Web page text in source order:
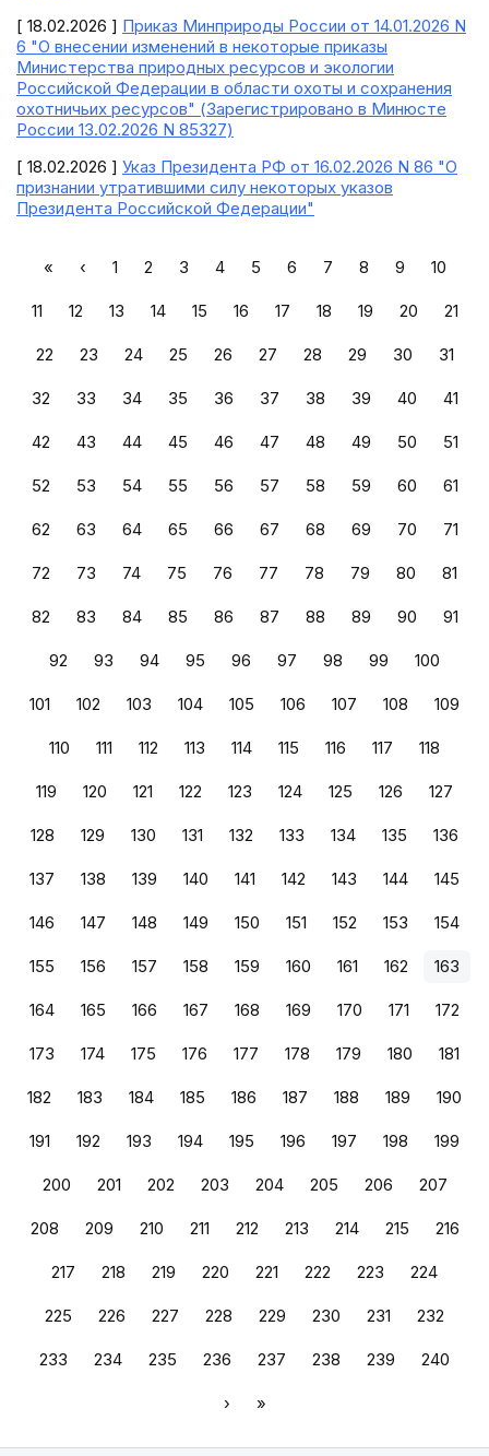
[ 18.02.2026 ] Приказ Минприроды России от 14.01.2026 N
6 "О внесении изменений в некоторые приказы
Министерства природных ресурсов и экологии
Российской Федерации в области охоты и сохранения
охотничьих ресурсов" (Зарегистрировано в Минюсте
России 13.02.2026 N 85327)
[ 18.02.2026 ] Указ Президента РФ от 16.02.2026 N 86 "О
признании утратившими силу некоторых указов
Президента Российской Федерации"
« ‹ 1 2 3 4 5 6 7 8 9 10
11 12 13 14 15 16 17 18 19 20 21
22 23 24 25 26 27 28 29 30 31
32 33 34 35 36 37 38 39 40 41
42 43 44 45 46 47 48 49 50 51
52 53 54 55 56 57 58 59 60 61
62 63 64 65 66 67 68 69 70 71
72 73 74 75 76 77 78 79 80 81
82 83 84 85 86 87 88 89 90 91
92 93 94 95 96 97 98 99 100
101 102 103 104 105 106 107 108 109
110 111 112 113 114 115 116 117 118
119 120 121 122 123 124 125 126 127
128 129 130 131 132 133 134 135 136
137 138 139 140 141 142 143 144 145
146 147 148 149 150 151 152 153 154
155 156 157 158 159 160 161 162 163
164 165 166 167 168 169 170 171 172
173 174 175 176 177 178 179 180 181
182 183 184 185 186 187 188 189 190
191 192 193 194 195 196 197 198 199
200 201 202 203 204 205 206 207
208 209 210 211 212 213 214 215 216
217 218 219 220 221 222 223 224
225 226 227 228 229 230 231 232
233 234 235 236 237 238 239 240
› »